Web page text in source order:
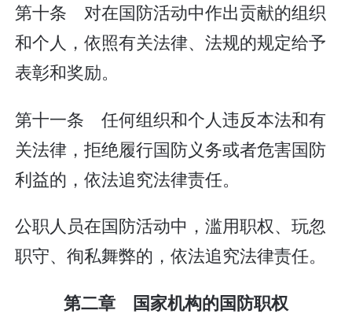
第十条 对在国防活动中作出贡献的组织
和个人，依照有关法律、法规的规定给予
表彰和奖励。
第十一条 任何组织和个人违反本法和有
关法律，拒绝履行国防义务或者危害国防
利益的，依法追究法律责任。
公职人员在国防活动中，滥用职权、玩忽
职守、徇私舞弊的，依法追究法律责任。
第二章 国家机构的国防职权